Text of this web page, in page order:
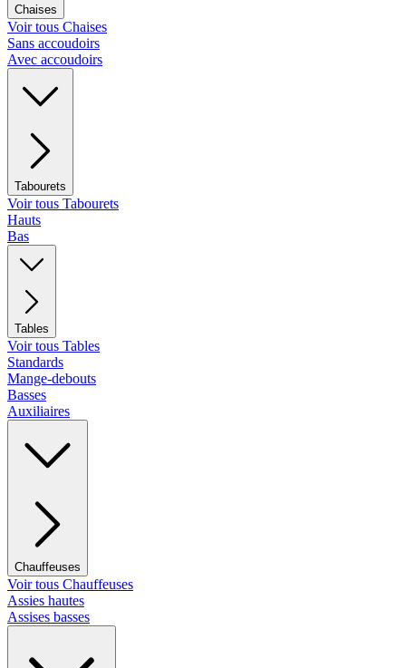
Chaises
Voir tous Chaises
Sans accoudoirs
Avec accoudoirs
Tabourets
Voir tous Tabourets
Hauts
Bas
Tables
Voir tous Tables
Standards
Mange-debouts
Basses
Auxiliaires
Chauffeuses
Voir tous Chauffeuses
Assies hautes
Assises basses